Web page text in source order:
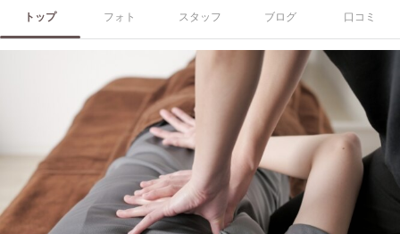
トップ フォト スタッフ ブログ 口コミ